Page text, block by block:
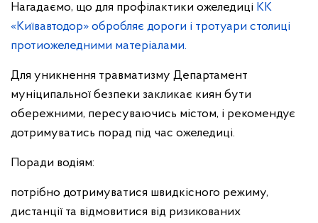
Нагадаємо, що для профілактики ожеледиці КК
«Київавтодор» обробляє дороги і тротуари столиці
протиожеледними матеріалами.
Для уникнення травматизму Департамент
муніципальної безпеки закликає киян бути
обережними, пересуваючись містом, і рекомендує
дотримуватись порад під час ожеледиці.
Поради водіям:
потрібно дотримуватися швидкісного режиму,
дистанції та відмовитися від ризикованих